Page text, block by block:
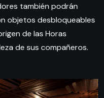
también podrán
objetos desbloqueables
de las Horas
de sus compañeros.